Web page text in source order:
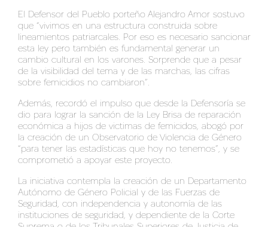
El Defensor del Pueblo porteño Alejandro Amor sostuvo
que “vivimos en una estructura construida sobre
lineamientos patriarcales. Por eso es necesario sancionar
esta ley pero también es fundamental generar un
cambio cultural en los varones. Sorprende que a pesar
de la visibilidad del tema y de las marchas, las cifras
sobre femicidios no cambiaron”.
Además, recordó el impulso que desde la Defensoría se
dio para lograr la sanción de la Ley Brisa de reparación
económica a hijos de victimas de femicidos, abogó por
la creación de un Observatorio de Violencia de Género
“para tener las estadísticas que hoy no tenemos”, y se
comprometió a apoyar este proyecto.
La iniciativa contempla la creación de un Departamento
Autónomo de Género Policial y de las Fuerzas de
Seguridad, con independencia y autonomía de las
instituciones de seguridad, y dependiente de la Corte